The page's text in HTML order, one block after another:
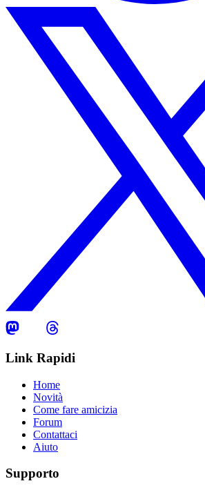
Link Rapidi
Home
Novità
Come fare amicizia
Forum
Contattaci
Aiuto
Supporto